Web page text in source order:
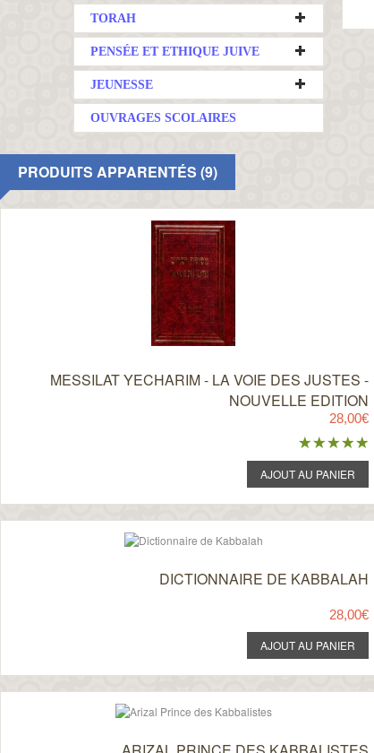
TORAH
PENSÉE ET ETHIQUE JUIVE
JEUNESSE
OUVRAGES SCOLAIRES
PRODUITS APPARENTÉS (9)
MESSILAT YECHARIM - LA VOIE DES JUSTES -
NOUVELLE EDITION
28,00€
DICTIONNAIRE DE KABBALAH
28,00€